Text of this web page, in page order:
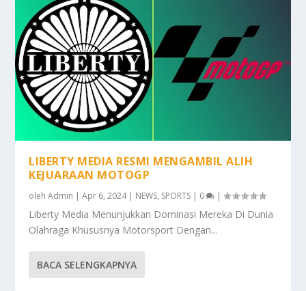
LIBERTY MEDIA RESMI MENGAMBIL ALIH
KEJUARAAN MOTOGP
olehAdmin |Apr 6, 2024| NEWS, SPORTS | 0 |
Liberty Media Menunjukkan Dominasi Mereka Di Dunia
Olahraga Khususnya Motorsport Dengan...
BACA SELENGKAPNYA